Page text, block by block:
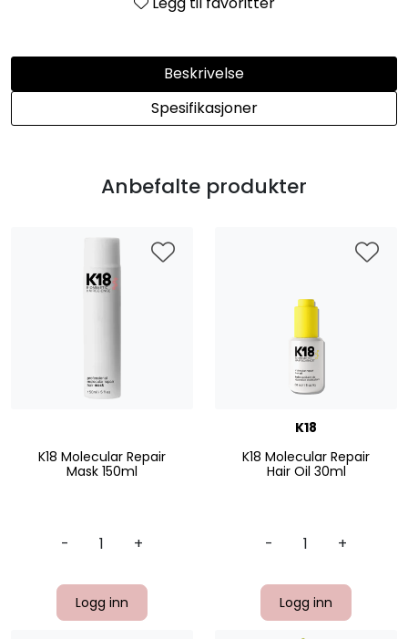
Beskrivelse
Spesifikasjoner
Anbefalte produkter
K18 Molecular Repair
Mask 150ml
- +
Logg inn
K18
K18 Molecular Repair
Hair Oil 30ml
- +
Logg inn